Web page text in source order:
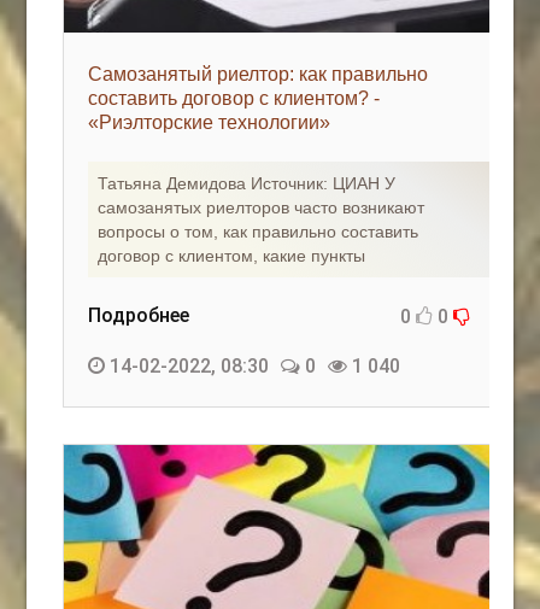
Самозанятый риелтор: как правильно
составить договор с клиентом? -
«Риэлторские технологии»
Татьяна Демидова Источник: ЦИАН У
самозанятых риелторов часто возникают
вопросы о том, как правильно составить
договор с клиентом, какие пункты
Подробнее 0 0
14-02-2022, 08:30 0 1 040